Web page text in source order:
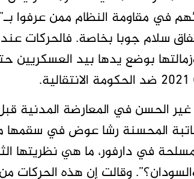
مثل حلفائهم في مقاومة النظام ممن
سلام جوبا بخاصة. فالحركات
بوضع يدها بيد العسكريين
غير الحسن في المعارضة المدنية
المحسنة رشا عوض في سقمها
في دارفور، ما هي نظريتها
وقالت إن هذه الحركات